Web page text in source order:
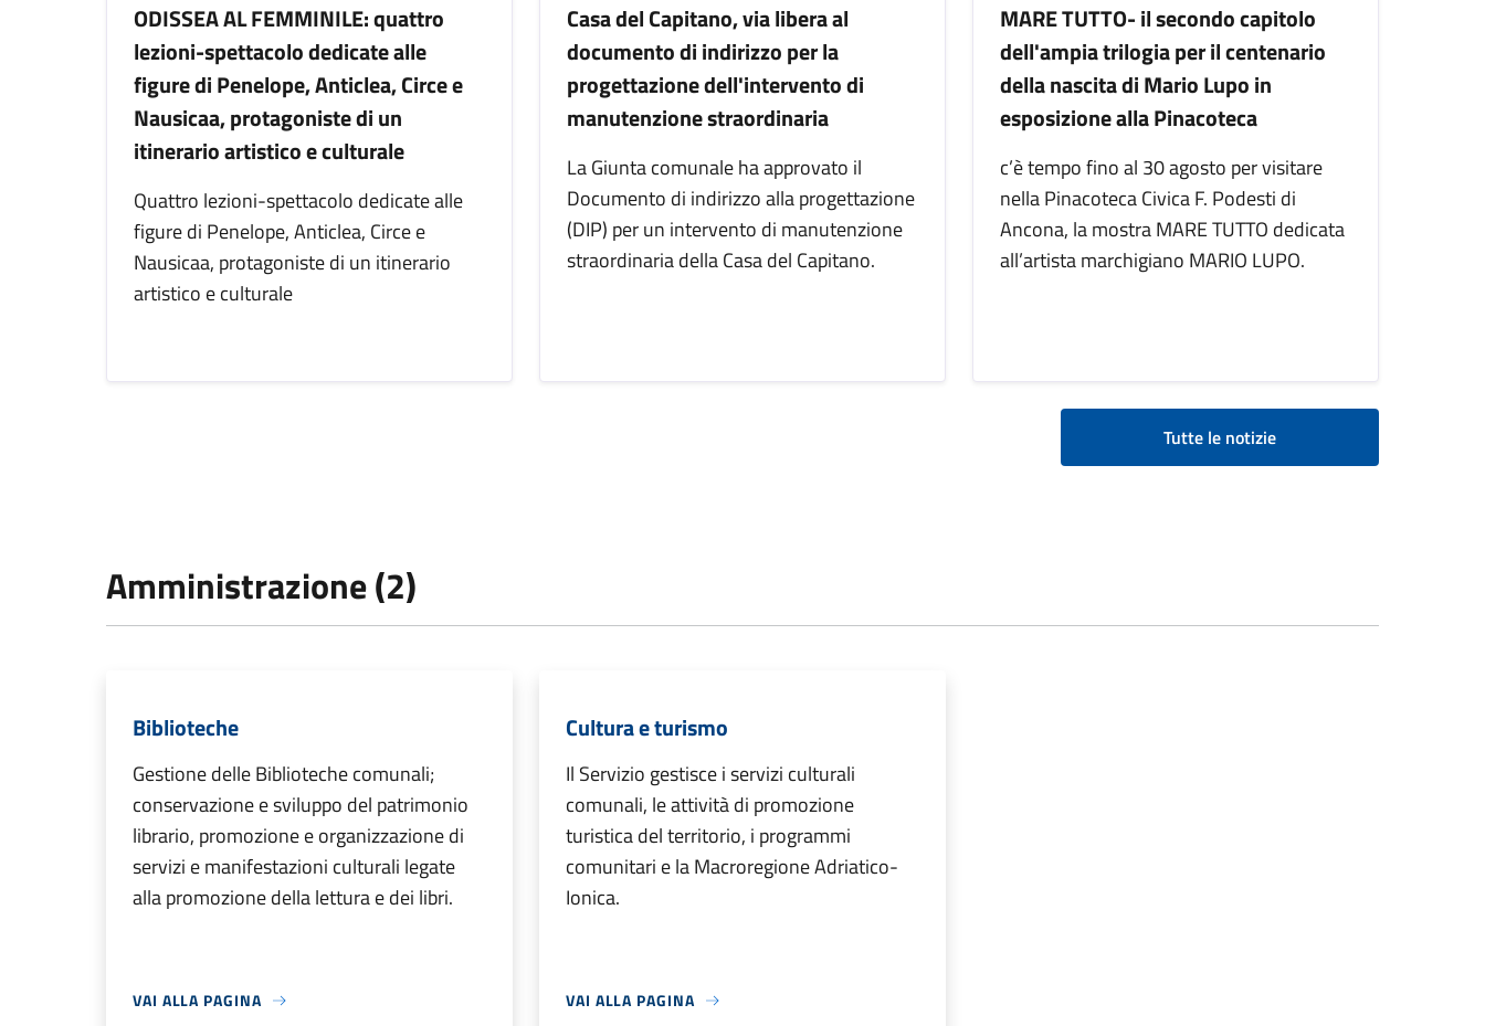
ODISSEA AL FEMMINILE: quattro
lezioni-spettacolo dedicate alle
figure di Penelope, Anticlea, Circe e
Nausicaa, protagoniste di un
itinerario artistico e culturale
Quattro lezioni-spettacolo dedicate alle
figure di Penelope, Anticlea, Circe e
Nausicaa, protagoniste di un itinerario
artistico e culturale
Casa del Capitano, via libera al
documento di indirizzo per la
progettazione dell'intervento di
manutenzione straordinaria
La Giunta comunale ha approvato il
Documento di indirizzo alla progettazione
(DIP) per un intervento di manutenzione
straordinaria della Casa del Capitano.
MARE TUTTO- il secondo capitolo
dell'ampia trilogia per il centenario
della nascita di Mario Lupo in
esposizione alla Pinacoteca
c’è tempo fino al 30 agosto per visitare
nella Pinacoteca Civica F. Podesti di
Ancona, la mostra MARE TUTTO dedicata
all’artista marchigiano MARIO LUPO.
Tutte le notizie
Amministrazione (2)
Biblioteche
Gestione delle Biblioteche comunali;
conservazione e sviluppo del patrimonio
librario, promozione e organizzazione di
servizi e manifestazioni culturali legate
alla promozione della lettura e dei libri.
VAI ALLA PAGINA
Cultura e turismo
Il Servizio gestisce i servizi culturali
comunali, le attività di promozione
turistica del territorio, i programmi
comunitari e la Macroregione Adriatico-
Ionica.
VAI ALLA PAGINA